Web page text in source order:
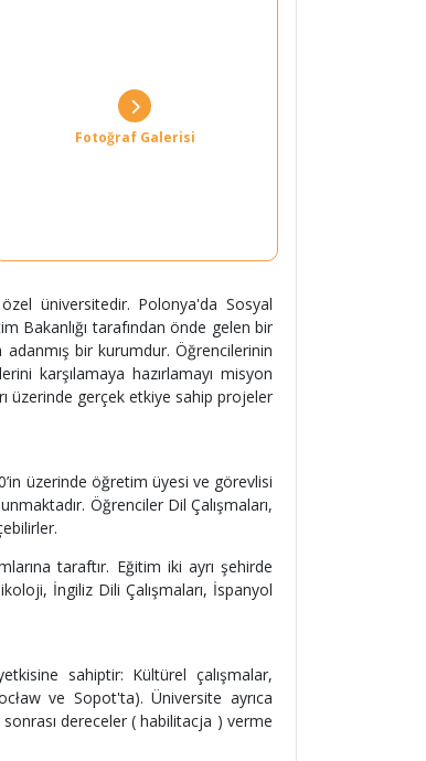
Fotoğraf Galerisi
üniversitedir. Polonya'da Sosyal
Bakanlığı tarafından önde gelen bir
bir kurumdur. Öğrencilerinin
karşılamaya hazırlamayı misyon
üzerinde gerçek etkiye sahip projeler
üzerinde öğretim üyesi ve görevlisi
Öğrenciler Dil Çalışmaları,
taraftır. Eğitim iki ayrı şehirde
İngiliz Dili Çalışmaları, İspanyol
sahiptir: Kültürel çalışmalar,
ve Sopot'ta). Üniversite ayrıca
dereceler ( habilitacja ) verme